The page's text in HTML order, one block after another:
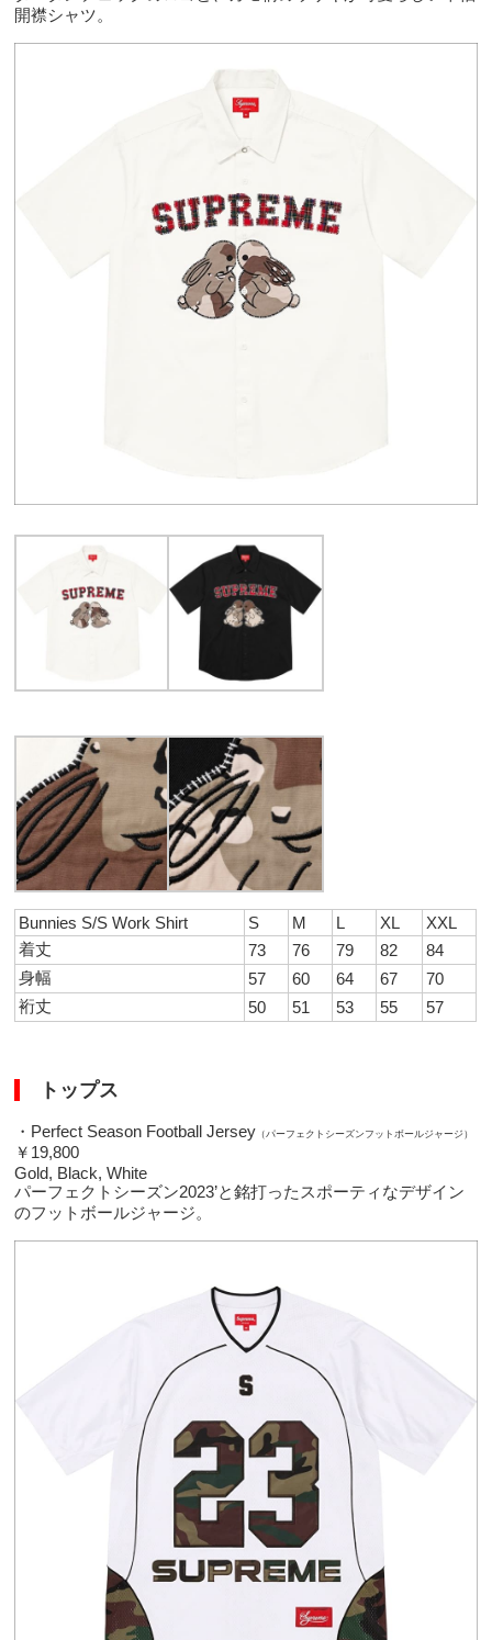
開襟シャツ。
Bunnies S/S Work Shirt S M L XL
XXL
着丈
73 76 79 82
84
身幅
57 60 64 67
70
裄丈
50 51 53 55 57
トップス
・Perfect Season Football Jersey （パーフェクトシーズンフットボールジャージ）
￥19,800
Gold, Black, White
パーフェクトシーズン2023’と銘打ったスポーティなデザイン
のフットボールジャージ。